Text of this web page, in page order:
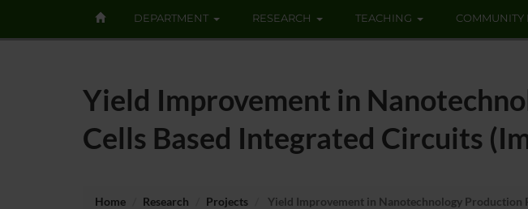
DEPARTMENT RESEARCH TEACHING COMMUNITY
Yield Improvement in
Cells Based Integrated Circuits
Home Research Projects Yield Improvement in Nanotechnology Production